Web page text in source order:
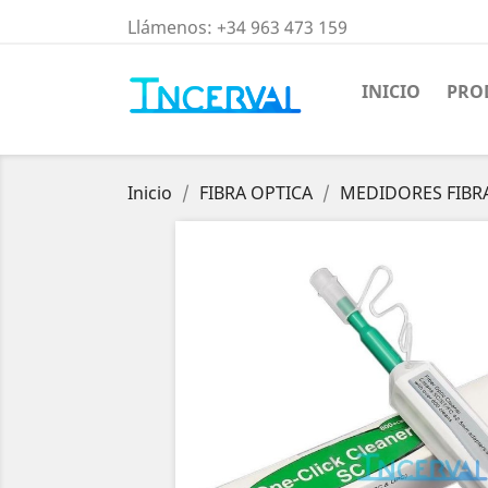
Llámenos: +34 963 473 159
INICIO
Inicio FIBRA OPTICA MEDIDORES